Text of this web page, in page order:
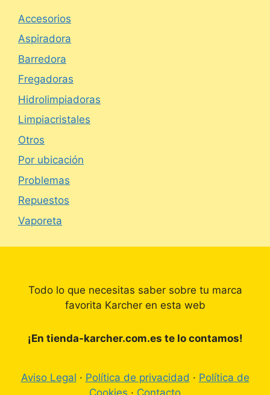
Accesorios
Aspiradora
Barredora
Fregadoras
Hidrolimpiadoras
Limpiacristales
Otros
Por ubicación
Problemas
Repuestos
Vaporeta
Todo lo que necesitas saber sobre tu marca
favorita Karcher en esta web
¡En tienda-karcher.com.es te lo contamos!
Aviso Legal · Política de privacidad · Política de
Cookies · Contacto